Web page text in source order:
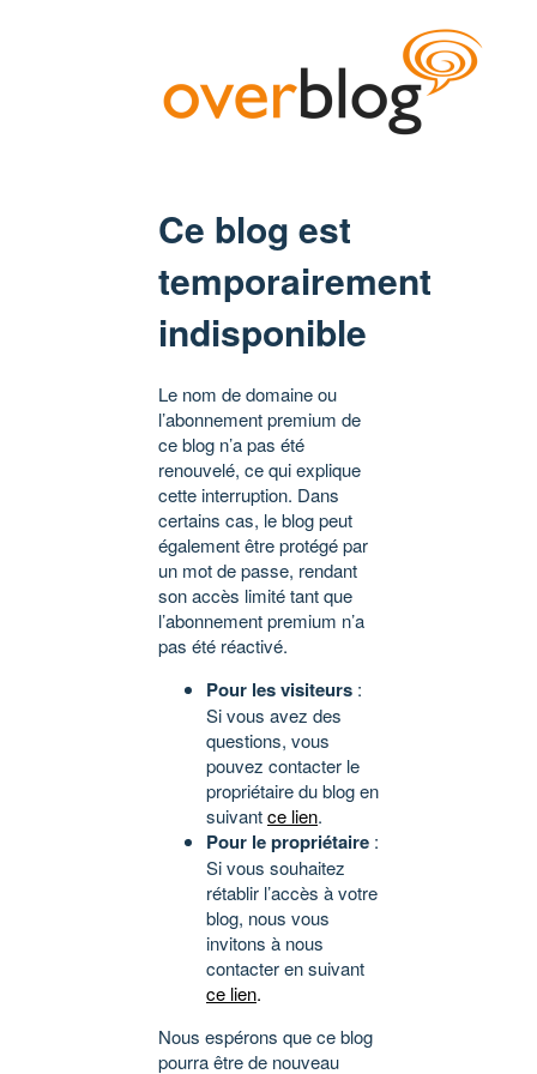
Ce blog est
temporairement
indisponible
Le nom de domaine ou
l’abonnement premium de
ce blog n’a pas été
renouvelé, ce qui explique
cette interruption. Dans
certains cas, le blog peut
également être protégé par
un mot de passe, rendant
son accès limité tant que
l’abonnement premium n’a
pas été réactivé.
Pour les visiteurs :
Si vous avez des
questions, vous
pouvez contacter le
propriétaire du blog en
suivantce lien.
Pour le propriétaire :
Si vous souhaitez
rétablir l’accès à votre
blog, nous vous
invitons à nous
contacter en suivant
ce lien.
Nous espérons que ce blog
pourra être de nouveau